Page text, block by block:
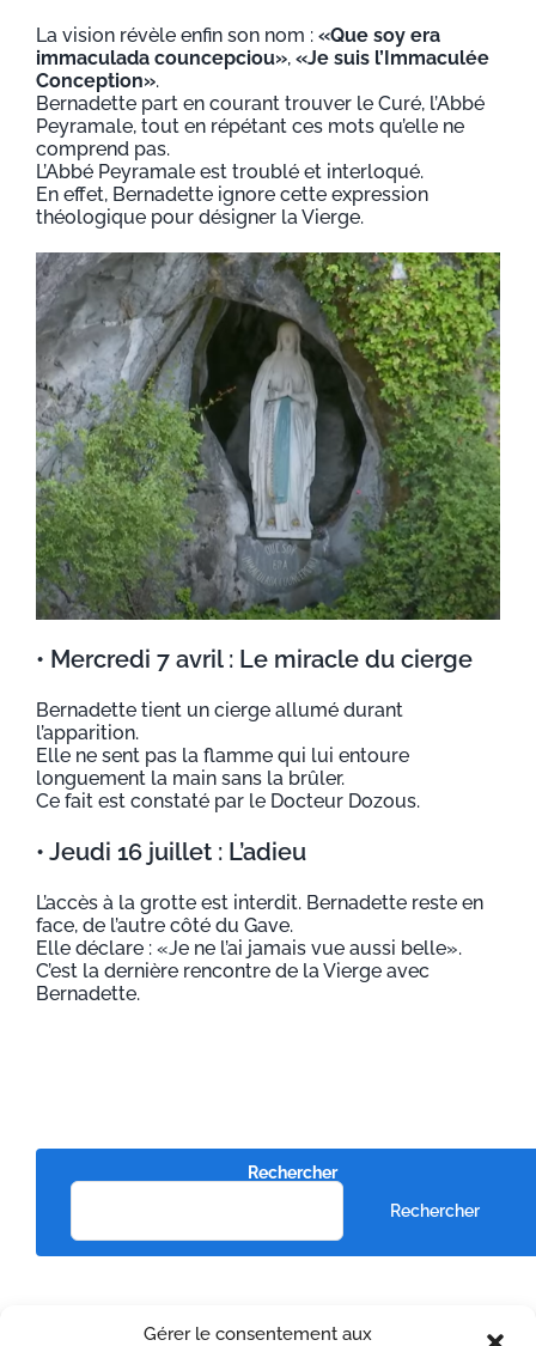
Gérer le consentement aux
La vision révèle enfin son nom : «Que soy era
immaculada councepciou», «Je suis l’Immaculée
Conception».
Bernadette part en courant trouver le Curé, l’Abbé
Peyramale, tout en répétant ces mots qu’elle ne
comprend pas.
L’Abbé Peyramale est troublé et interloqué.
En effet, Bernadette ignore cette expression
théologique pour désigner la Vierge.
• Mercredi 7 avril : Le miracle du cierge
Bernadette tient un cierge allumé durant
l’apparition.
Elle ne sent pas la flamme qui lui entoure
longuement la main sans la brûler.
Ce fait est constaté par le Docteur Dozous.
• Jeudi 16 juillet : L’adieu
L’accès à la grotte est interdit. Bernadette reste en
face, de l’autre côté du Gave.
Elle déclare : «Je ne l’ai jamais vue aussi belle».
C’est la dernière rencontre de la Vierge avec
Bernadette.
Rechercher
Rechercher
Articles récents